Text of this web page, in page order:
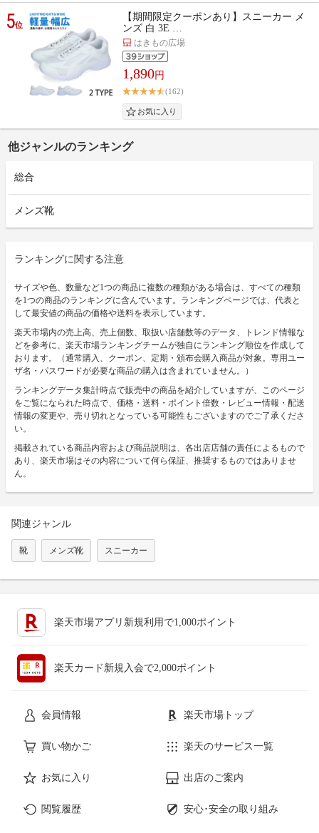
5位
【期間限定クーポンあり】スニーカー メ
ンズ 白 3E …
はきもの広場
1,890円
(162)
他ジャンルのランキング
総合
メンズ靴
ランキングに関する注意
サイズや色、数量など1つの商品に複数の種類がある場合は、すべての種類
を1つの商品のランキングに含んでいます。ランキングページでは、代表と
して最安値の商品の価格や送料を表示しています。
楽天市場内の売上高、売上個数、取扱い店舗数等のデータ、トレンド情報な
どを参考に、楽天市場ランキングチームが独自にランキング順位を作成して
おります。（通常購入、クーポン、定期・頒布会購入商品が対象。専用ユー
ザ名・パスワードが必要な商品の購入は含まれていません。）
ランキングデータ集計時点で販売中の商品を紹介していますが、このページ
をご覧になられた時点で、価格・送料・ポイント倍数・レビュー情報・配送
情報の変更や、売り切れとなっている可能性もございますのでご了承くださ
い。
掲載されている商品内容および商品説明は、各出店店舗の責任によるもので
あり、楽天市場はその内容について何ら保証、推奨するものではありませ
ん。
関連ジャンル
靴 メンズ靴 スニーカー
楽天市場アプリ新規利用で1,000ポイント
楽天カード新規入会で2,000ポイント
会員情報 楽天市場トップ
買い物かご 楽天のサービス一覧
お気に入り 出店のご案内
閲覧履歴 安心･安全の取り組み